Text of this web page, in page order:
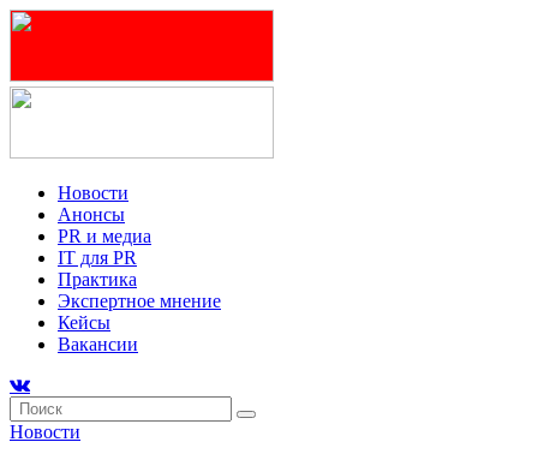
Новости
Анонсы
PR и медиа
IT для PR
Практика
Экспертное мнение
Кейсы
Вакансии
Новости